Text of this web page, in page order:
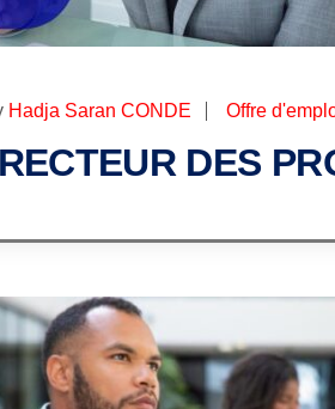
Hadja Saran CONDE Offre
DES